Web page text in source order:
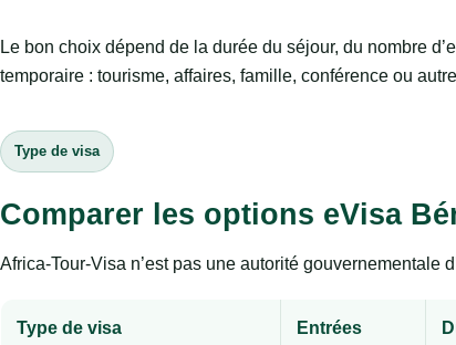
Le bon choix dépend de la durée du séjour, du nombre
temporaire : tourisme, affaires, famille, conférence ou
Type de visa
Comparer les options eVisa
Africa-Tour-Visa n’est pas une autorité gouvernementale
Type de visa Entrées